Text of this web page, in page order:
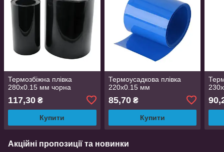
Термозбіжна плівка
280х0.15 мм чорна
117,30 ₴
Купити
Термоусадкова плівка
220х0.15 мм
85,70₴
Купити
Акційні пропозиції та новинки